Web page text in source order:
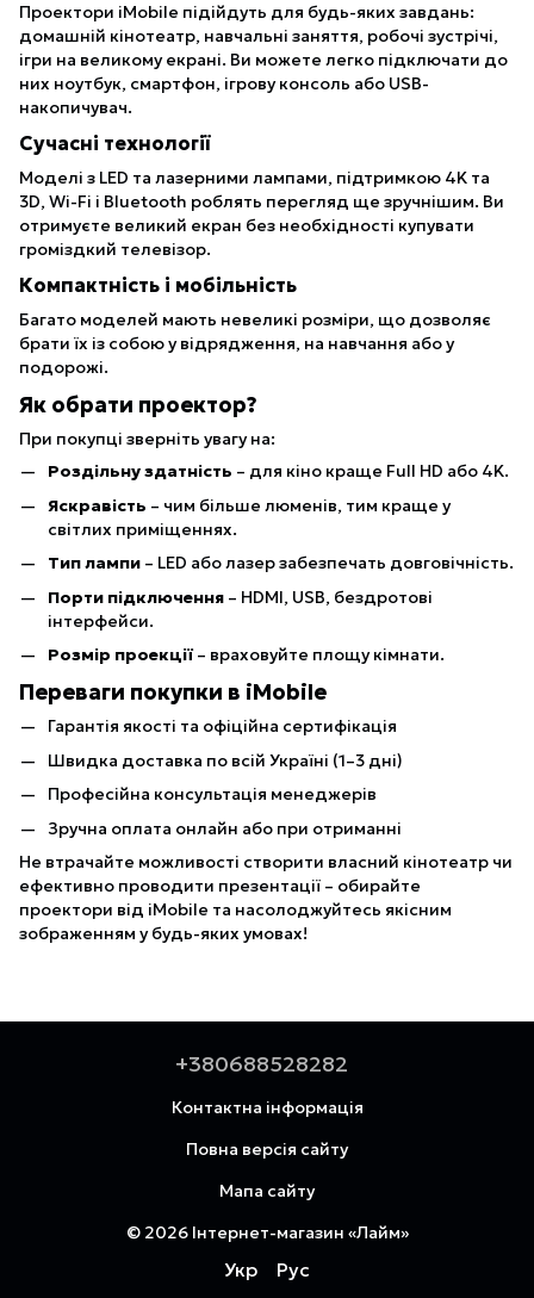
Проектори iMobile підійдуть для будь-яких завдань:
домашній кінотеатр, навчальні заняття, робочі зустрічі,
ігри на великому екрані. Ви можете легко підключати до
них ноутбук, смартфон, ігрову консоль або USB-
накопичувач.
Сучасні технології
Моделі з LED та лазерними лампами, підтримкою 4K та
3D, Wi-Fi і Bluetooth роблять перегляд ще зручнішим. Ви
отримуєте великий екран без необхідності купувати
громіздкий телевізор.
Компактність і мобільність
Багато моделей мають невеликі розміри, що дозволяє
брати їх із собою у відрядження, на навчання або у
подорожі.
Як обрати проектор?
При покупці зверніть увагу на:
Роздільну здатність – для кіно краще Full HD або 4K.
Яскравість – чим більше люменів, тим краще у
світлих приміщеннях.
Тип лампи – LED або лазер забезпечать довговічність.
Порти підключення – HDMI, USB, бездротові
інтерфейси.
Розмір проекції– враховуйте площу кімнати.
Переваги покупки в iMobile
Гарантія якості та офіційна сертифікація
Швидка доставка по всій Україні (1–3 дні)
Професійна консультація менеджерів
Зручна оплата онлайн або при отриманні
Не втрачайте можливості створити власний кінотеатр чи
ефективно проводити презентації – обирайте
проектори від iMobile та насолоджуйтесь якісним
зображенням у будь-яких умовах!
+380688528282
Контактна інформація
Повна версія сайту
Мапа сайту
© 2026 Інтернет-магазин «Лайм»
Укр Рус